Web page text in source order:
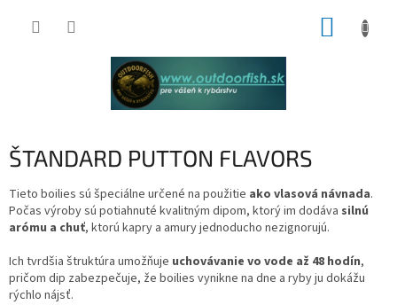
ŠTANDARD PUTTON FLAVORS
Tieto boilies sú špeciálne určené na použitie ako vlasová návnada.
Počas výroby sú potiahnuté kvalitným dipom, ktorý im dodáva silnú
arómu a chuť, ktorú kapry a amury jednoducho nezignorujú.
Ich tvrdšia štruktúra umožňuje uchovávanie vo vode až 48 hodín,
pričom dip zabezpečuje, že boilies vynikne na dne a ryby ju dokážu
rýchlo nájsť.